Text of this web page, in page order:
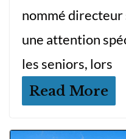
nommé directeur
une attention
les seniors, lors
Read More